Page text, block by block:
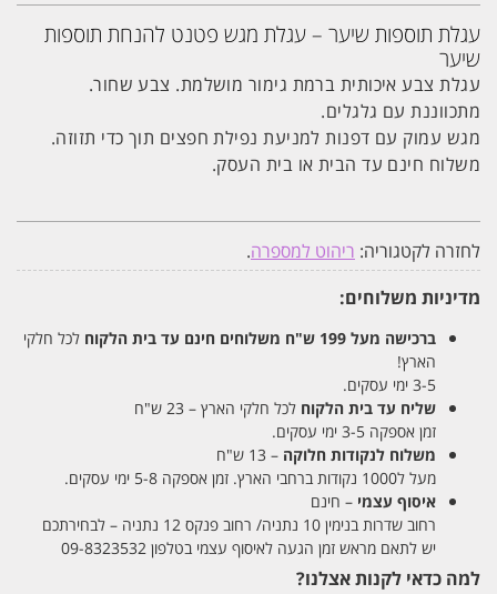
מגש
לתוספות
שיער
עגלת תוספות שיער – עגלת מגש פטנט להנחת תוספות
שיער
עגלת צבע איכותית ברמת גימור מושלמת. צבע שחור.
מתכווננת עם גלגלים.
מגש עמוק עם דפנות למניעת נפילת חפצים תוך כדי תזוזה.
משלוח חינם עד הבית או בית העסק.
לחזרה לקטגוריה: ריהוט למספרה.
מדיניות משלוחים:
ברכישה מעל 199 ש"ח משלוחים חינם עד בית הלקוח לכל חלקי
הארץ!
3-5 ימי עסקים.
שליח עד בית הלקוח לכל חלקי הארץ – 23 ש"ח
זמן אספקה 3-5 ימי עסקים.
משלוח לנקודות חלוקה – 13 ש"ח
מעל ל1000 נקודות ברחבי הארץ. זמן אספקה 5-8 ימי עסקים.
איסוף עצמי – חינם
רחוב שדרות בנימין 10 נתניה/ רחוב פנקס 12 נתניה – לבחירתכם
יש לתאם מראש זמן הגעה לאיסוף עצמי בטלפון 09-8323532
למה כדאי לקנות אצלנו?